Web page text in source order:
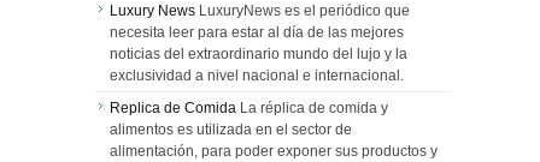
Luxury News LuxuryNews es el periódico que
necesita leer para estar al día de las mejores
noticias del extraordinario mundo del lujo y la
exclusividad a nivel nacional e internacional.
Replica de Comida La réplica de comida y
alimentos es utilizada en el sector de
alimentación, para poder exponer sus productos y